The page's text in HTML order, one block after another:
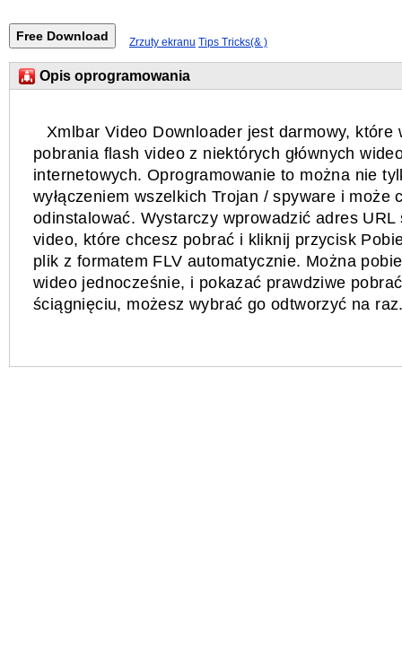
Zrzuty ekranu Tips Tricks(& )
Opis oprogramowania
Xmlbar Video Downloader jest darmowy, które
pobrania flash video z niektórych głównych
internetowych. Oprogramowanie to można nie
wyłączeniem wszelkich Trojan / spyware i może
odinstalować. Wystarczy wprowadzić adres
video, które chcesz pobrać i kliknij przycisk
plik z formatem FLV automatycznie. Można
wideo jednocześnie, i pokazać prawdziwe
ściągnięciu, możesz wybrać go odtworzyć na